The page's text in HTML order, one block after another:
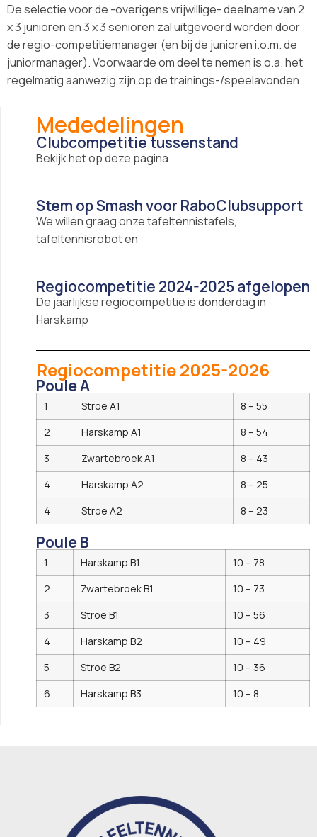
De selectie voor de -overigens vrijwillige- deelname van 2
x 3 junioren en 3 x 3 senioren zal uitgevoerd worden door
de regio-competitiemanager (en bij de junioren i.o.m. de
juniormanager). Voorwaarde om deel te nemen is o.a. het
regelmatig aanwezig zijn op de trainings-/speelavonden.
Mededelingen
Clubcompetitie tussenstand
Bekijk het op deze pagina
Stem op Smash voor RaboClubsupport
We willen graag onze tafeltennistafels,
tafeltennisrobot en
Regiocompetitie 2024-2025 afgelopen
De jaarlijkse regiocompetitie is donderdag in
Harskamp
Regiocompetitie 2025-2026
Poule A
1 Stroe A1
8 – 55
2
Harskamp A1
8 – 54
3
Zwartebroek A1
8 – 43
4
Harskamp A2
8 – 25
4
Stroe A2 8 – 23
Poule B
1 Harskamp B1
10 – 78
2
Zwartebroek B1
10 – 73
3
Stroe B1
10 – 56
4
Harskamp B2
10 – 49
5
Stroe B2
10 – 36
6
Harskamp B3 10 – 8